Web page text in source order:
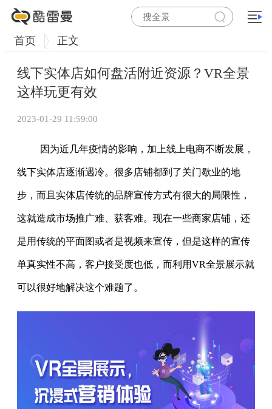
首页 正文
线下实体店如何盘活附近资源？VR全景
这样玩更有效
2023-01-29 11:59:00
因为近几年疫情的影响，加上线上电商不断发展，
线下实体店逐渐遇冷。很多店铺都到了关门歇业的地
步，而且实体店传统的品牌宣传方式有很大的局限性，
这就造成市场推广难、获客难。现在一些商家店铺，还
是用传统的平面图或者是视频来宣传，但是这样的宣传
单真实性不高，客户接受度也低，而利用VR全景展示就
可以很好地解决这个难题了。